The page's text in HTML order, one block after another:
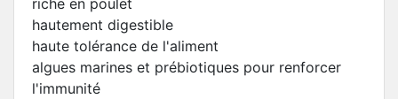
riche en poulet
hautement digestible
haute tolérance de l'aliment
algues marines et prébiotiques pour renforcer
l'immunité